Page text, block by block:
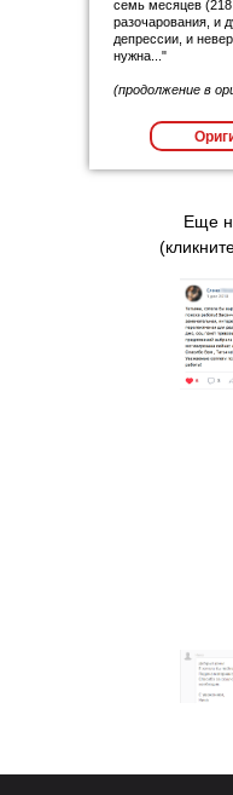
семь месяцев
разочарования, и
депрессии, и
нужна..."
(продолжение в
Еще